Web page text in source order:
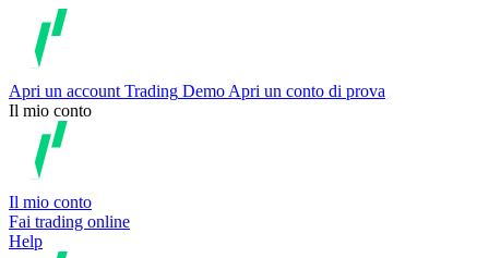
Apri un account Trading Demo Apri un conto di prova
Il mio conto
Il mio conto
Fai trading online
Help